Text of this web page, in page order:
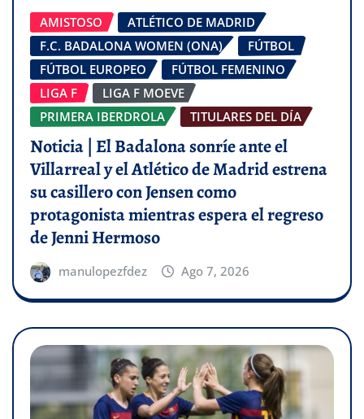
AMISTOSO
ATLÉTICO DE MADRID
F.C. BADALONA WOMEN (ONA)
FÚTBOL
FÚTBOL EUROPEO
FÚTBOL FEMENINO
LIGA F
LIGA F MOEVE
PRIMERA IBERDROLA
TITULARES DEL DÍA
Noticia | El Badalona sonríe ante el
Villarreal y el Atlético de Madrid estrena
su casillero con Jensen como
protagonista mientras espera el regreso
de Jenni Hermoso
manulopezfdez Ago 7, 2026